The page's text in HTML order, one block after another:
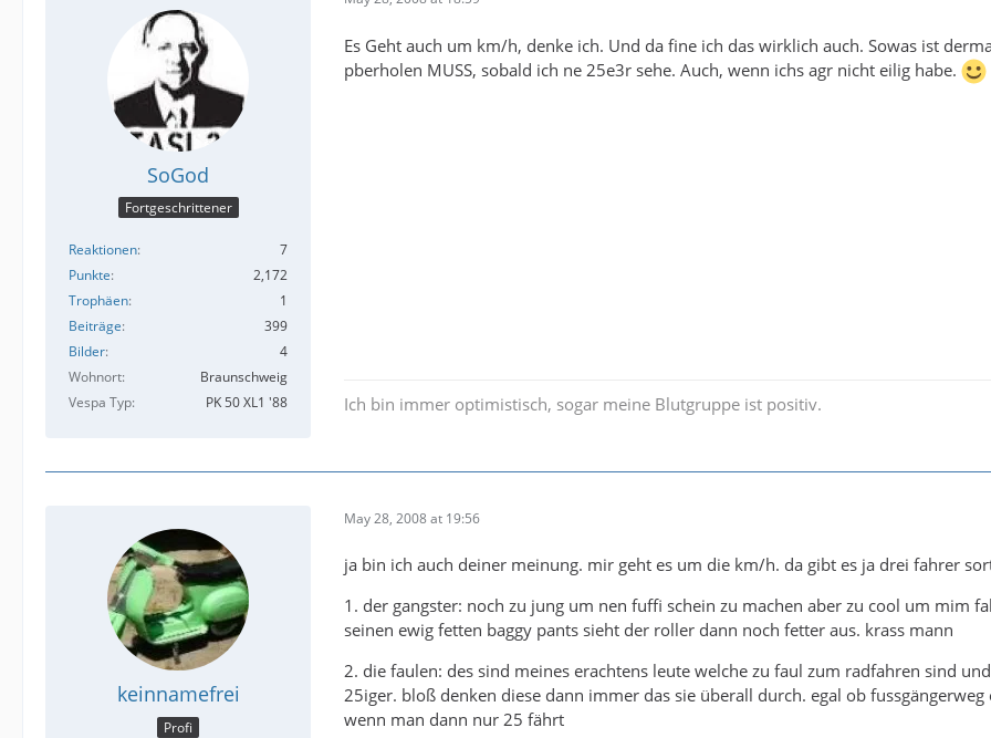
SoGod
Fortgeschrittener
Reaktionen
7
Punkte
2,172
Trophäen
1
Beiträge
399
Bilder
4
Wohnort
Braunschweig
Vespa Typ
PK 50 XL1 '88
Es Geht auch um km/h, denke ich. Und da fine ich das wirklich auch. Sowas ist
pberholen MUSS, sobald ich ne 25e3r sehe. Auch, wenn ichs agr nicht eilig habe.
Ich bin immer optimistisch, sogar meine Blutgruppe ist positiv.
keinnamefrei
Profi
May 28, 2008 at 19:56
ja bin ich auch deiner meinung. mir geht es um die km/h. da gibt es ja drei fahrer
1. der gangster: noch zu jung um nen fuffi schein zu machen aber zu cool um mim
seinen ewig fetten baggy pants sieht der roller dann noch fetter aus. krass mann
2. die faulen: des sind meines erachtens leute welche zu faul zum radfahren sind
25iger. bloß denken diese dann immer das sie überall durch. egal ob
wenn man dann nur 25 fährt